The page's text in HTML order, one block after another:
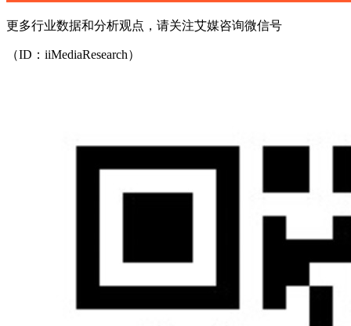
更多行业数据和分析观点，请关注艾媒咨询微信号
（ID：iiMediaResearch）